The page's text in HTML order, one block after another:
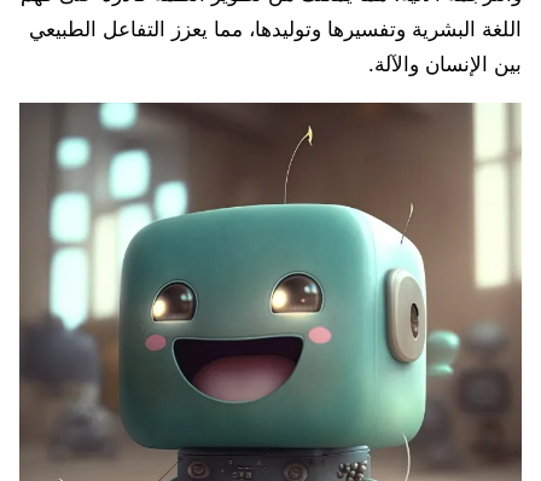
اللغة البشرية وتفسيرها وتوليدها، مما يعزز التفاعل الطبيعي
بين الإنسان والآلة.